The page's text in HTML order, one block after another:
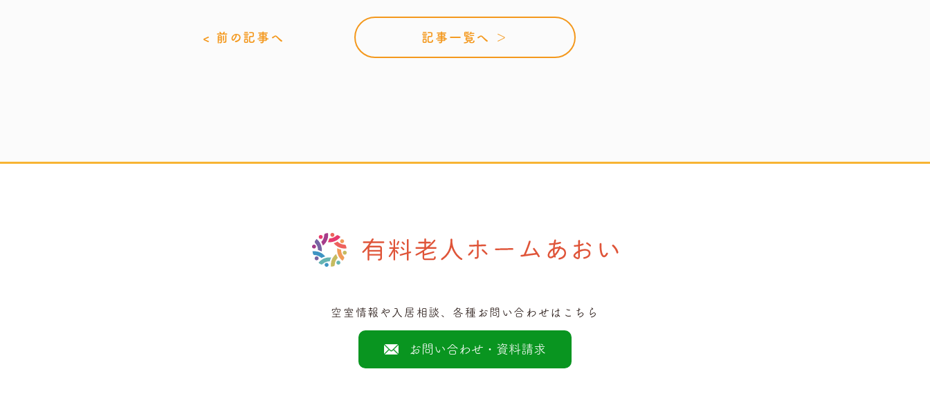
< 前の記事へ 記事一覧へ ＞
空室情報や入居相談、各種お問い合わせはこちら
お問い合わせ・資料請求